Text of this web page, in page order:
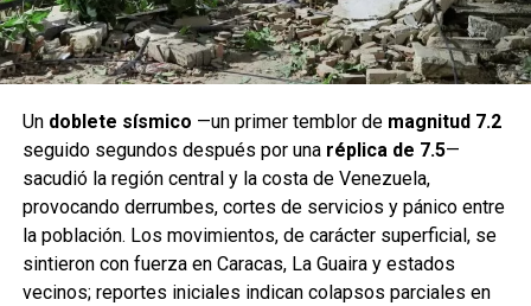
Un doblete sísmico —un primer temblor de magnitud 7.2
seguido segundos después por una réplica de 7.5—
sacudió la región central y la costa de Venezuela,
provocando derrumbes, cortes de servicios y pánico entre
la población. Los movimientos, de carácter superficial, se
sintieron con fuerza en Caracas, La Guaira y estados
vecinos; reportes iniciales indican colapsos parciales en